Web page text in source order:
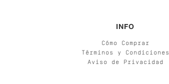
INFO
Cómo Comprar
Términos y Condiciones
Aviso de Privacidad